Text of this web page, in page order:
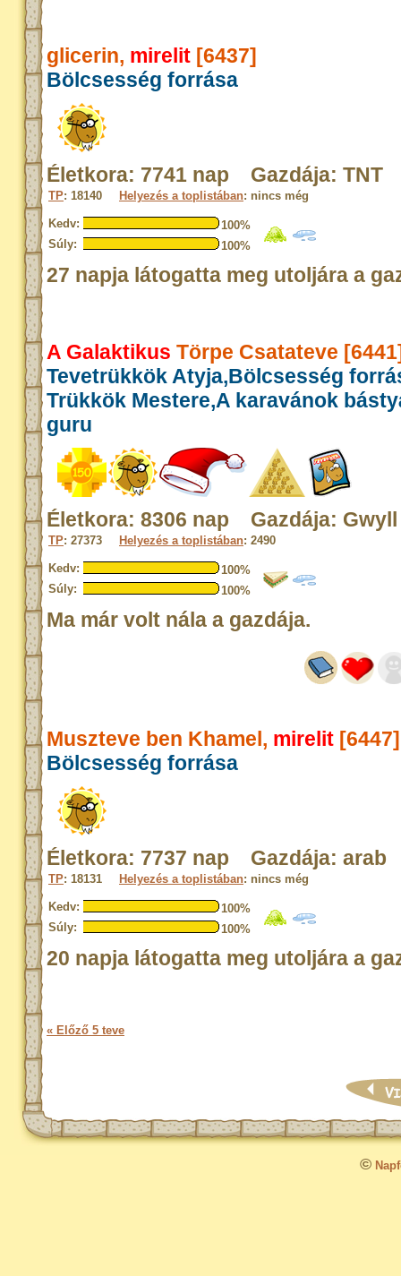
glicerin, mirelit [6437]
Bölcsesség forrása
Életkora: 7741 nap Gazdája: TNT
TP: 18140 Helyezés a toplistában: nincs még
Kedv:
100%
Súly:
100%
27 napja látogatta meg utoljára a
A Galaktikus Törpe Csatateve
Tevetrükkök Atyja,Bölcsesség
Trükkök Mestere,A karavánok
guru
Életkora: 8306 nap Gazdája: Gwyll
TP: 27373 Helyezés a toplistában: 2490
Kedv:
100%
Súly:
100%
Ma már volt nála a gazdája.
Muszteve ben Khamel, mirelit [6447]
Bölcsesség forrása
Életkora: 7737 nap Gazdája: arab
TP: 18131 Helyezés a toplistában: nincs még
Kedv:
100%
Súly:
100%
20 napja látogatta meg utoljára a
« Előző 5 teve
©